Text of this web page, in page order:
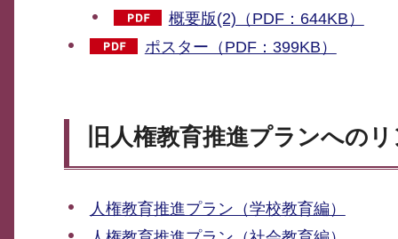
概要版(2)（PDF：644KB）
ポスター（PDF：399KB）
旧人権教育推進プランへの
人権教育推進プラン（学校教育編）